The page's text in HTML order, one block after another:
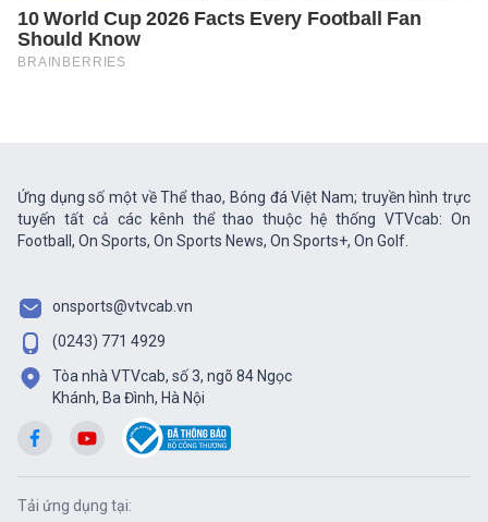
Ứng dụng số một về Thể thao, Bóng đá Việt Nam; truyền hình trực
tuyến tất cả các kênh thể thao thuộc hệ thống VTVcab: On
Football, On Sports, On Sports News, On Sports+, On Golf.
onsports@vtvcab.vn
(0243) 771 4929
Tòa nhà VTVcab, số 3, ngõ 84 Ngọc
Khánh, Ba Đình, Hà Nội
Tải ứng dụng tại: